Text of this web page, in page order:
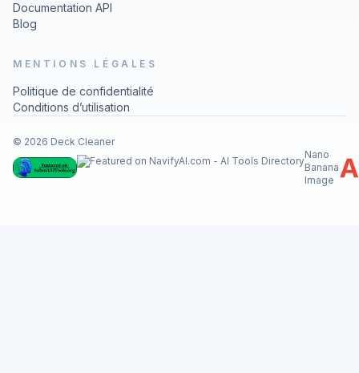
Documentation API
Blog
MENTIONS LÉGALES
Politique de confidentialité
Conditions d’utilisation
© 2026 Deck Cleaner
Nano
Banana
Image